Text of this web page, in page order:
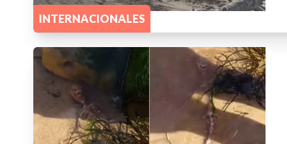
INTERNACIONALES